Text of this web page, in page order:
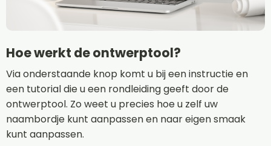
Hoe werkt de ontwerptool?
Via onderstaande knop komt u bij een instructie en
een tutorial die u een rondleiding geeft door de
ontwerptool. Zo weet u precies hoe u zelf uw
naambordje kunt aanpassen en naar eigen smaak
kunt aanpassen.